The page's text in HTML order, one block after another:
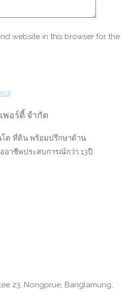
website in this browser for the
พอร์ตี้ จำกัด
ด ที่ดิน พร้อมปรึกษาด้าน
อาชีพประสบการณ์กว่า 13ปี
23, Nongprue, Banglamung,